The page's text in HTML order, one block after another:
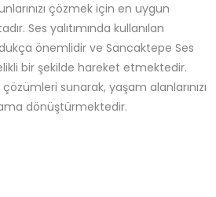
çözmek için en uygun
Ses yalıtımında kullanılan
önemlidir ve Sancaktepe Ses
bir şekilde hareket etmektedir.
sunarak, yaşam alanlarınızı
dönüştürmektedir.